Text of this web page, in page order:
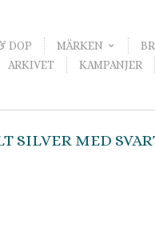
DOP MÄRKEN
ARKIVET KAMPANJER
SILVER MED